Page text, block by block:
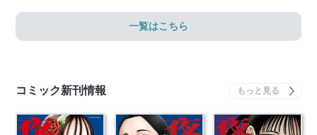
一覧はこちら
コミック新刊情報